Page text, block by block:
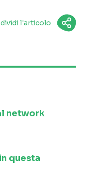
l'articolo
network
questa